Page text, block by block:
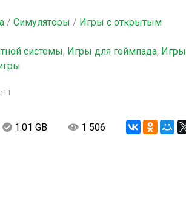
/Симуляторы / Игры с открытым
системы, Игры для геймпада, Игры
1.01 GB 1 506